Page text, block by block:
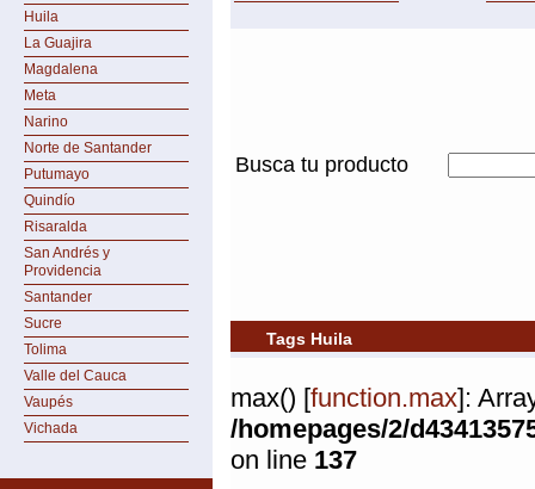
Huila
La Guajira
Magdalena
Meta
Narino
Norte de Santander
Putumayo
Quindío
Risaralda
San Andrés y
Providencia
Santander
Sucre
Tolima
Valle del Cauca
Vaupés
Vichada
Busca tu producto
Tags Huila
max() [function.max]:
/homepages/2/
on line 137